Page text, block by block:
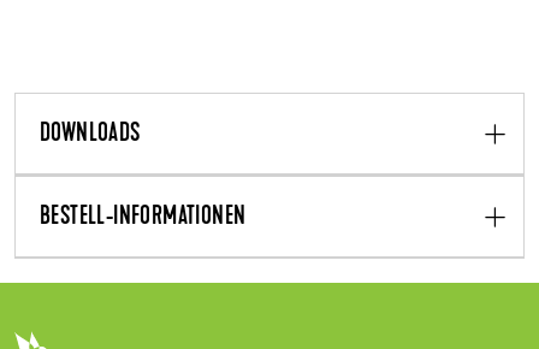
DOWNLOADS
BESTELL-INFORMATIONEN